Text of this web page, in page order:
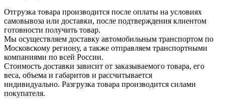
Отгрузка товара производится после оплаты на условиях
самовывоза или доставки, после подтверждения клиентом
готовности получить товар.
Мы осуществляем доставку автомобильным транспортом по
Московскому региону, а также отправляем транспортными
компаниями по всей России.
Стоимость доставки зависит от заказываемого товара, его
веса, объема и габаритов и рассчитывается
индивидуально. Разгрузка товара производится силами
покупателя.